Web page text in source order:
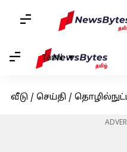
Tamil
வீடு / செய்தி /